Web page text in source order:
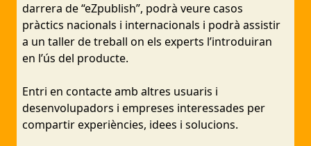
darrera de “eZpublish”, podrà veure casos
pràctics nacionals i internacionals i podrà assistir
a un taller de treball on els experts l’introduiran
en l’ús del producte.
Entri en contacte amb altres usuaris i
desenvolupadors i empreses interessades per
compartir experiències, idees i solucions.